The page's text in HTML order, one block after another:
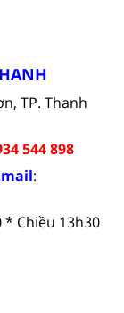
TP. Thanh
544 898
:
* Chiều 13h30